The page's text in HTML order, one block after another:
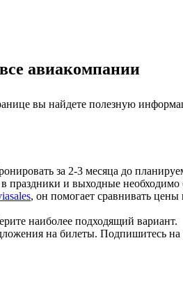
авиакомпании
вы найдете полезную
за 2-3 месяца до
праздники и выходные необходимо
, он помогает сравнивать
наиболее подходящий вариант.
на билеты. Подпишитесь